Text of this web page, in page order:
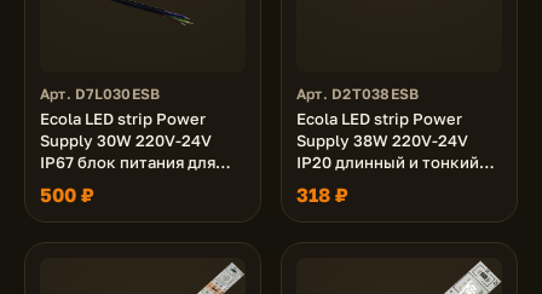
Арт. D7L030ESB
Ecola LED strip Power
Supply 30W 220V-24V
IP67 блок питания для
светодиодной ленты
500 ₽
Арт. D2T038ESB
Ecola LED strip Power
Supply 38W 220V-24V
IP20 длинный и тонкий
блок питания для
светодиодной ленты
318 ₽